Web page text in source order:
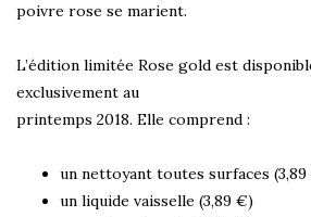
poivre rose se marient.
L’édition limitée Rose gold est
exclusivement au
printemps 2018. Elle comprend :
un nettoyant toutes surfaces
un liquide vaisselle (3,89 €)